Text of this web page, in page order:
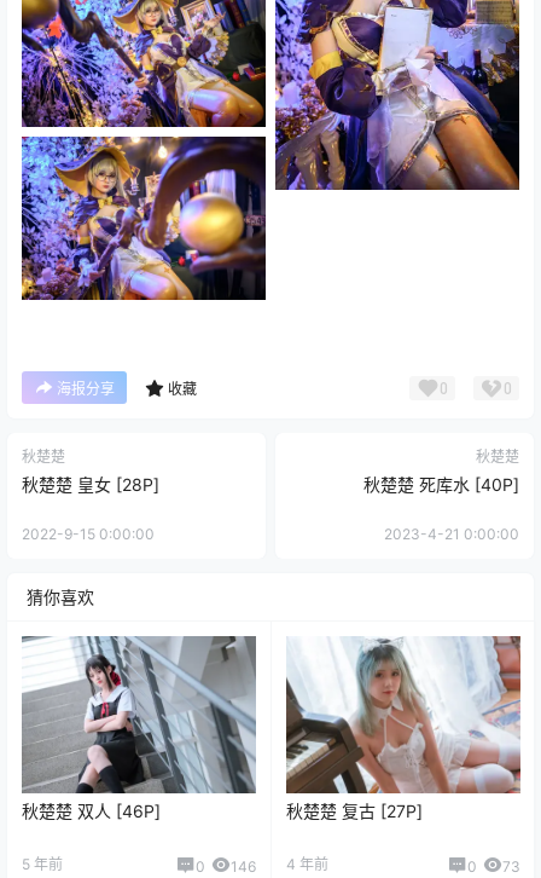
海报分享 收藏 0 0
秋楚楚
秋楚楚 皇女 [28P]
2022-9-15 0:00:00
秋楚楚
秋楚楚 死库水 [40P]
2023-4-21 0:00:00
猜你喜欢
秋楚楚 双人 [46P]
5 年前 0 146
秋楚楚 复古 [27P]
4 年前 0 73